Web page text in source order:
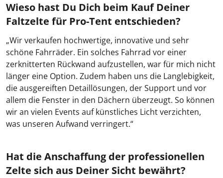
Wieso hast Du Dich beim Kauf Deiner
Faltzelte für Pro‑Tent entschieden?
„Wir verkaufen hochwertige, innovative und sehr
schöne Fahrräder. Ein solches Fahrrad vor einer
zerknitterten Rückwand aufzustellen, war für mich nicht
länger eine Option. Zudem haben uns die Langlebigkeit,
die ausgereiften Detaillösungen, der Support und vor
allem die Fenster in den Dächern überzeugt. So können
wir an vielen Events auf künstliches Licht verzichten,
was unseren Aufwand verringert.“
Hat die Anschaffung der professionellen
Zelte sich aus Deiner Sicht bewährt?